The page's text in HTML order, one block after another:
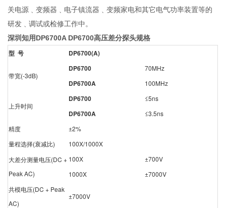
关电源﹑变频器﹑电子镇流器﹑变频家电和其它电气功率装置等的
研发﹑调试或检修工作中。
深圳知用DP6700A DP6700高压差分探头规格
型 号 DP6700(A)
带宽(-3dB)
DP6700 70MHz
DP6700A 100MHz
上升时间
DP6700 ≤5ns
DP6700A
≤3.5ns
精度
±2%
量程选择(衰减比)
100X/1000X
大差分测量电压(DC +
Peak AC)
100X
±700V
1000X
±7000V
共模电压(DC + Peak
AC)
±7000V